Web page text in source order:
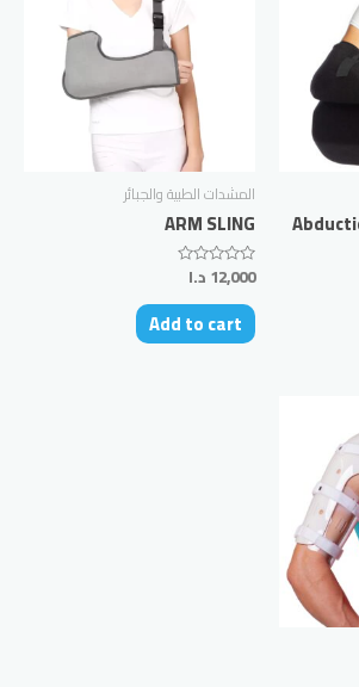
المشدات الطبية والجبائر
ARM SLING
Rated
out
of
5
12,000 د.ا
Add to cart